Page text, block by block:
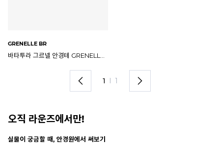
GRENELLE BR
1 I 1
오직 라운즈에서만!
안경 렌즈 맞춤까지 한 번에